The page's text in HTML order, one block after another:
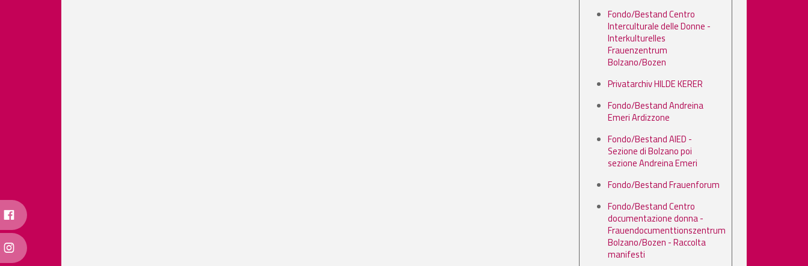
Fondo/Bestand Centro
Interculturale delle Donne -
Interkulturelles
Frauenzentrum
Bolzano/Bozen
Privatarchiv HILDE KERER
Fondo/Bestand Andreina
Emeri Ardizzone
Fondo/Bestand AIED -
Sezione di Bolzano poi
sezione Andreina Emeri
Fondo/Bestand Frauenforum
Fondo/Bestand Centro
documentazione donna -
Frauendocumenttionszentrum
Bolzano/Bozen - Raccolta
manifesti